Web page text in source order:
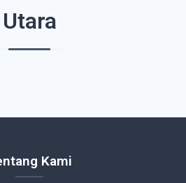
Utara
Kami